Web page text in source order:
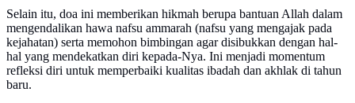
Selain itu, doa ini memberikan hikmah berupa bantuan Allah dalam
mengendalikan hawa nafsu ammarah (nafsu yang mengajak pada
kejahatan) serta memohon bimbingan agar disibukkan dengan hal-
hal yang mendekatkan diri kepada-Nya. Ini menjadi momentum
refleksi diri untuk memperbaiki kualitas ibadah dan akhlak di tahun
baru.